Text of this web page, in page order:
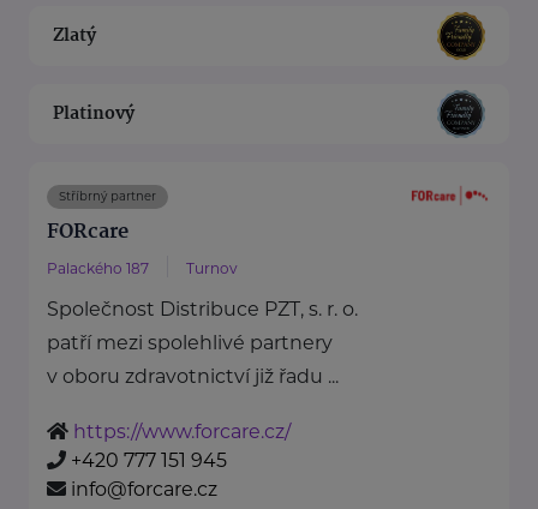
Zlatý
Platinový
Stříbrný partner
FORcare
Palackého 187 Turnov
Společnost Distribuce PZT, s. r. o.
patří mezi spolehlivé partnery
v oboru zdravotnictví již řadu ...
https://www.forcare.cz/
+420 777 151 945
info@forcare.cz